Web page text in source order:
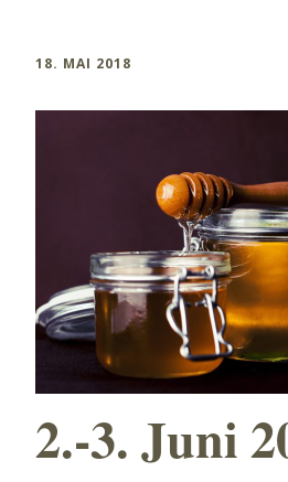
18. MAI 2018
2.-3. Juni